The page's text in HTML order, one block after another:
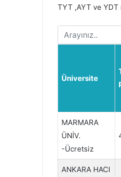
TYT ,AYT ve
Üniversite
MARMARA
ÜNİV.
-Ücretsiz
ANKARA HACI